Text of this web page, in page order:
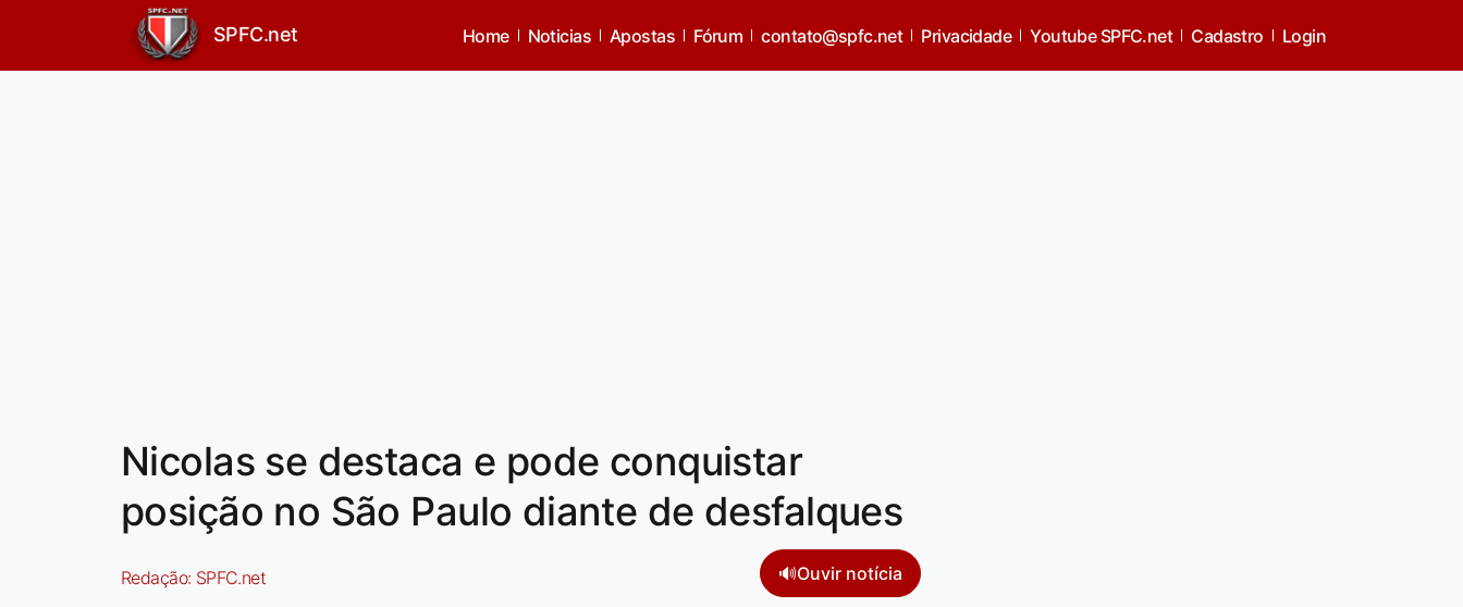
SPFC.net Home Noticias Apostas Fórum contato@spfc.net Privacidade Youtube SPFC.net Cadastro Login
Nicolas se destaca e pode conquistar
posição no São Paulo diante de desfalques
Redação: SPFC.net 🔊Ouvir notícia